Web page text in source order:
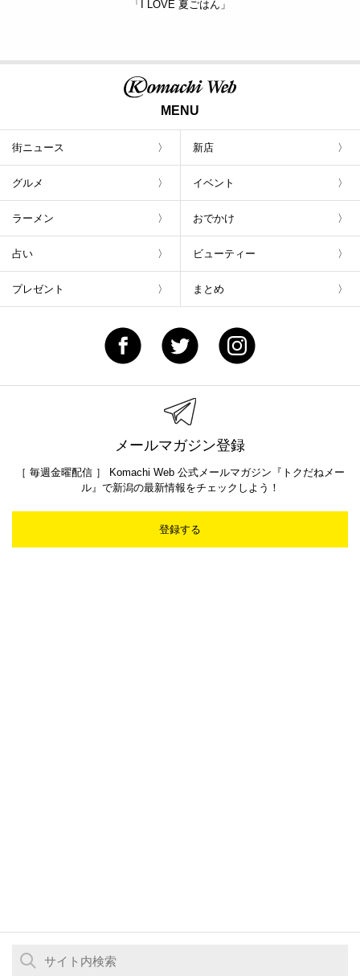
「I LOVE 夏ごはん」
MENU
街ニュース 新店
グルメ イベント
ラーメン おでかけ
占い ビューティー
プレゼント まとめ
メールマガジン登録
［ 毎週金曜配信 ］ Komachi Web 公式メールマガジン『トクだねメー
ル』で新潟の最新情報をチェックしよう！
登録する